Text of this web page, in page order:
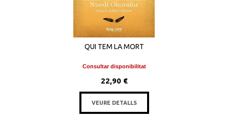
QUI TEM LA MORT
Consultar disponibilitat
22,90 €
VEURE DETALLS